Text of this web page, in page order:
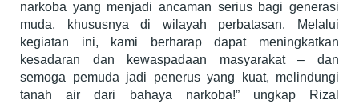
narkoba yang menjadi ancaman serius bagi generasi
muda, khususnya di wilayah perbatasan. Melalui
kegiatan ini, kami berharap dapat meningkatkan
kesadaran dan kewaspadaan masyarakat – dan
semoga pemuda jadi penerus yang kuat, melindungi
tanah air dari bahaya narkoba!” ungkap Rizal